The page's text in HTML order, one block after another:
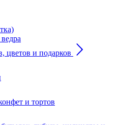
цветов и подарков
и тортов